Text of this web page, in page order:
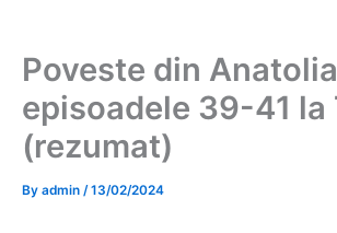
Poveste din Anatolia
episoadele 39-41 la
(rezumat)
By admin /13/02/2024